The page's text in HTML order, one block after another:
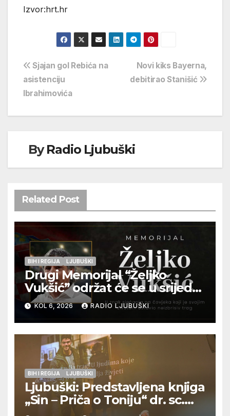
Izvor:hrt.hr
Navigacija
objava
Novi kiks Bayerna,
debitirao Stanišić
Sjajan gol Rebića na
asistenciju
Ibrahimovića
ByRadio Ljubuški
Related Post
BIH I REGIJA LJUBUŠKI
Drugi Memorijal “Željko
Vukšić” održat će se u srijedu
12. kolovoza u Otoku
KOL 6, 2026 RADIO LJUBUŠKI
BIH I REGIJA LJUBUŠKI
Ljubuški: Predstavljena knjiga
„Sin – Priča o Toniju“ dr. sc.
Zdenka Hercega